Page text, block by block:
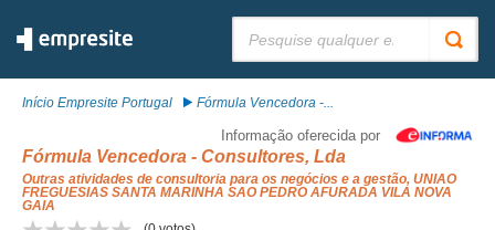
Início Empresite Portugal Fórmula Vencedora -...
Informação oferecida por
Fórmula Vencedora - Consultores, Lda
Outras atividades de consultoria para os negócios e a gestão, UNIAO
FREGUESIAS SANTA MARINHA SAO PEDRO AFURADA VILA NOVA
GAIA